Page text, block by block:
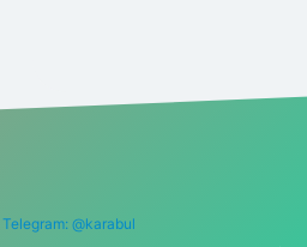
Telegram: @karabul